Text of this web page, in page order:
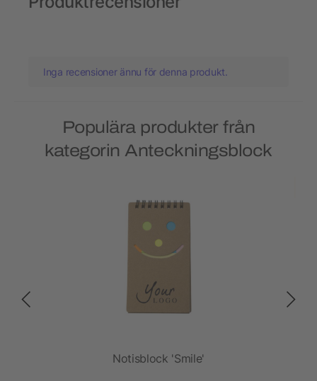
Inga recensioner ännu för denna produkt.
Populära produkter från
kategorin Anteckningsblock
Notisblock 'Smile'